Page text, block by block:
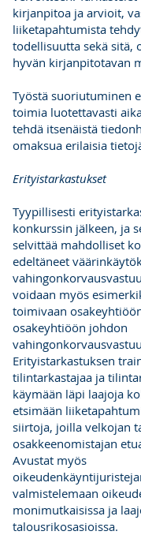
kirjanpitoa ja arvioit,
liiketapahtumista
todellisuutta sekä sitä,
hyvän kirjanpitotavan
Työstä suoriutuminen
toimia luotettavasti
tehdä itsenäistä
omaksua erilaisia
Erityistarkastukset
Tyypillisesti
konkurssin jälkeen, ja
selvittää mahdolliset
edeltäneet
voidaan myös
toimivaan
osakeyhtiöön johdon
Erityistarkastuksen
tilintarkastajaa ja
käymään läpi laajoja
etsimään
siirtoja, joilla velkojan
osakkeenomistajan
Avustat myös
valmistelemaan
monimutkaisissa ja
talousrikosasioissa.